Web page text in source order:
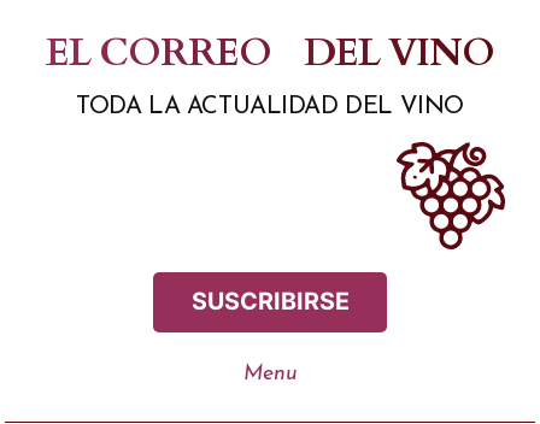
contenido
EL CORREO DEL VINO
TODA LA ACTUALIDAD DEL VINO
SUSCRIBIRSE